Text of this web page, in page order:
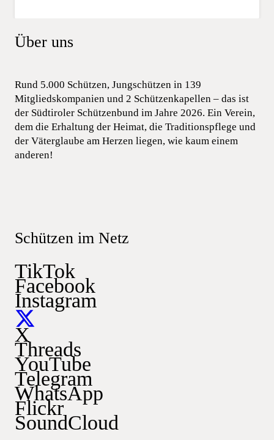
Über uns
Rund 5.000 Schützen, Jungschützen in 139
Mitgliedskompanien und 2 Schützenkapellen – das ist
der Südtiroler Schützenbund im Jahre 2026. Ein Verein,
dem die Erhaltung der Heimat, die Traditionspflege und
der Väterglaube am Herzen liegen, wie kaum einem
anderen!
Schützen im Netz
TikTok
Facebook
Instagram
X
Threads
YouTube
Telegram
WhatsApp
Flickr
SoundCloud